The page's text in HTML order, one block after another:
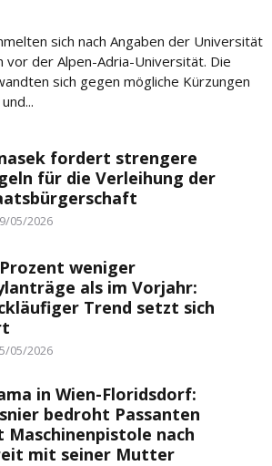
sich nach Angaben der Universität
vor der Alpen-Adria-Universität. Die
sich gegen mögliche Kürzungen
fordert strengere
für die Verleihung der
05/2026
weniger
als im Vorjahr:
Trend setzt sich
05/2026
in Wien-Floridsdorf:
bedroht Passanten
Maschinenpistole nach
mit seiner Mutter